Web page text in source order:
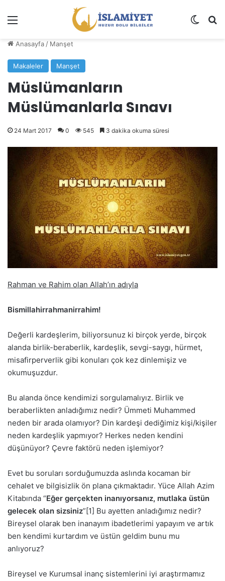
Dış
Anasayfa / Manşet
Makaleler Manşet
Müslümanların
Müslümanlarla Sınavı
24 Mart 2017 0 545 3 dakika okuma süresi
Rahman ve Rahim olan Allah’ın adıyla
Bismillahirrahmanirrahim!
Değerli kardeşlerim, biliyorsunuz ki birçok yerde, birçok
alanda birlik-beraberlik, kardeşlik, sevgi-saygı, hürmet,
misafirperverlik gibi konuları çok kez dinlemişiz ve
okumuşuzdur.
Bu alanda önce kendimizi sorgulamalıyız. Birlik ve
beraberlikten anladığımız nedir? Ümmeti Muhammed
neden bir arada olamıyor? Din kardeşi dediğimiz kişi/kişiler
neden kardeşlik yapmıyor? Herkes neden kendini
düşünüyor? Çevre faktörü neden işlemiyor?
Evet bu soruları sorduğumuzda aslında kocaman bir
cehalet ve bilgisizlik ön plana çıkmaktadır. Yüce Allah Azim
Kitabında “Eğer gerçekten inanıyorsanız, mutlaka üstün
gelecek olan sizsiniz”[1] Bu ayetten anladığımız nedir?
Bireysel olarak ben inanayım ibadetlerimi yapayım ve artık
ben kendimi kurtardım ve üstün geldim bunu mu
anlıyoruz?
Bireysel ve Kurumsal inanç sistemlerini iyi araştırmamız